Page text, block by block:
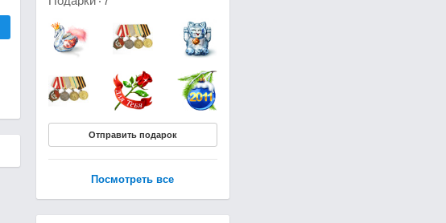
Отправить подарок
Посмотреть все